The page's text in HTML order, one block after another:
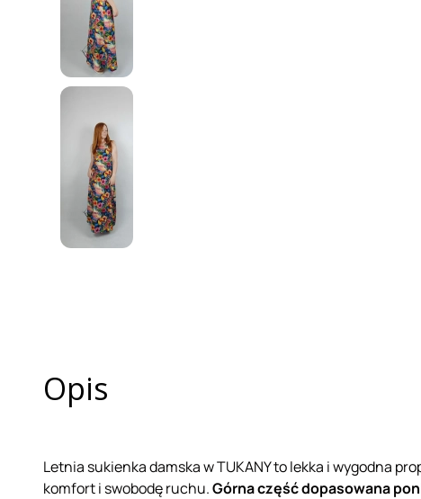
Opis
Letnia sukienka damska w TUKANY to lekka i wygodna
komfort i swobodę ruchu.Górna część dopasowana